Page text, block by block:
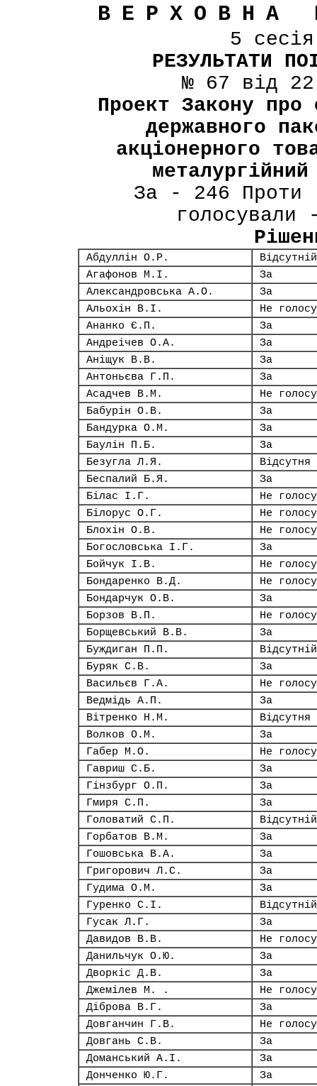
ВЕРХОВНА
5
РЕЗУЛЬТАТИ
№ 67 від
Проект Закону про
державного
акціонерного
За - 246 Проти
Абдуллін О.Р.
Відсутній
Агафонов М.І.
За
Александровська А.О.
За
Альохін В.І.
Не
Ананко Є.П.
За
Андреічев О.А.
За
Аніщук В.В.
За
Антоньєва Г.П.
За
Асадчев В.М.
Не
Бабурін О.В.
За
Бандурка О.М.
За
Баулін П.Б.
За
Безугла Л.Я.
Відсутня
Беспалий Б.Я.
За
Білас І.Г.
Не
Білорус О.Г.
Не
Блохін О.В.
Не
Богословська І.Г.
За
Бойчук І.В.
Не
Бондаренко В.Д.
Не
Бондарчук О.В.
За
Борзов В.П.
Не
Борщевський В.В.
За
Буждиган П.П.
Відсутній
Буряк С.В.
За
Васильєв Г.А.
Не
Ведмідь А.П.
За
Вітренко Н.М.
Відсутня
Волков О.М.
За
Габер М.О.
Не
Гавриш С.Б.
За
Гінзбург О.П.
За
Гмиря С.П.
За
Головатий С.П.
Відсутній
Горбатов В.М.
За
Гошовська В.А.
За
Григорович Л.С.
За
Гудима О.М.
За
Гуренко С.І.
Відсутній
Гусак Л.Г.
За
Давидов В.В.
Не
Данильчук О.Ю.
За
Дворкіс Д.В.
За
Джемілев М. .
Не
Діброва В.Г.
За
Довганчин Г.В.
Не
Довгань С.В.
За
Доманський А.І.
За
Донченко Ю.Г.
За